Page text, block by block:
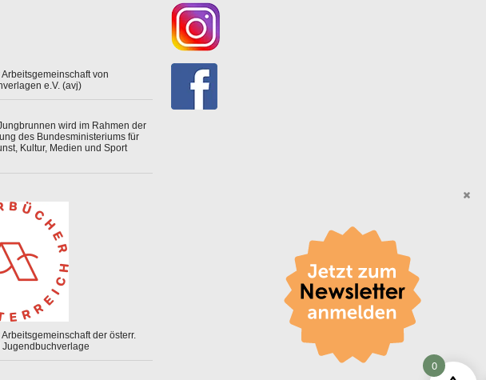
Arbeitsgemeinschaft von
e.V. (avj)
wird im Rahmen der
des Bundesministeriums für
Kultur, Medien und Sport
der österr.
Jugendbuchverlage
0